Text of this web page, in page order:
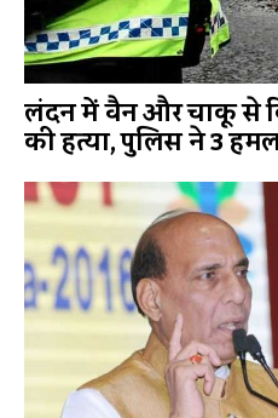
लंदन में वैन और चाकू से
की हत्या, पुलिस ने 3